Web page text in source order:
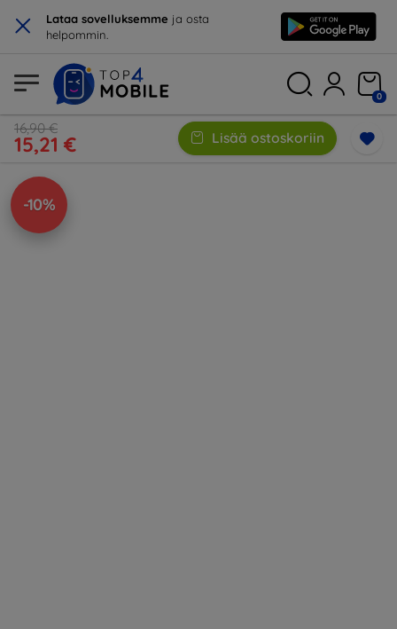
× Lataa sovelluksemme ja osta
helpommin.
0
16,90 €
15,21 € Lisää ostoskoriin
-10%